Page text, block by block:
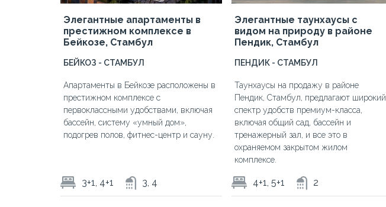
Элегантные апартаменты в
престижном комплексе в
Бейкозе, Стамбул
БЕЙКОЗ - СТАМБУЛ
Апартаменты в Бейкозе расположены в
престижном комплексе с
первоклассными удобствами, включая
бассейн, систему «умный дом»,
подогрев полов, фитнес-центр и сауну.
3+1, 4+1 3, 4
Элегантные таунхаусы с
видом на природу в районе
Пендик, Стамбул
ПЕНДИК - СТАМБУЛ
Таунхаусы на продажу в районе
Пендик, Стамбул, предлагают широкий
спектр удобств премиум-класса,
включая общий сад, бассейн и
тренажерный зал, и все это в
охраняемом закрытом жилом
комплексе.
4+1, 5+1 2